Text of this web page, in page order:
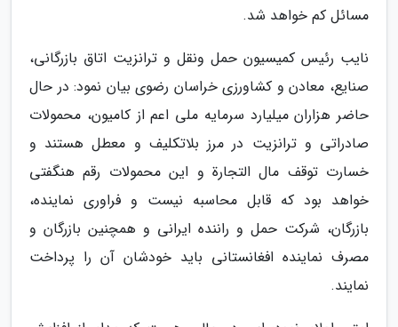
مسائل کم خواهد شد.
نایب رئیس کمیسیون حمل ونقل و ترانزیت اتاق بازرگانی،
صنایع، معادن و کشاورزی خراسان رضوی بیان نمود: در حال
حاضر هزاران میلیارد سرمایه ملی اعم از کامیون، محمولات
صادراتی و ترانزیت در مرز بلاتکلیف و معطل هستند و
خسارت توقف مال التجارة و این محمولات رقم هنگفتی
خواهد بود که قابل محاسبه نیست و فراوری نماینده،
بازرگان، شرکت حمل و راننده ایرانی و همچنین بازرگان و
مصرف نماینده افغانستانی باید خودشان آن را پرداخت
نمایند.